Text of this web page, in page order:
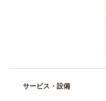
サービス・設備